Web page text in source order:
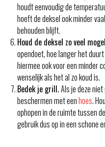
houdt eenvoudig de
hoeft de deksel ook minder
behouden blijft.
Houd de deksel zo veel
opendoet, hoe langer het
hiermee ook voor een minder
wenselijk als het al zo koud is.
Bedek je grill.Als je deze
beschermen met eenhoes.
ophopen in de ruimte tussen
gebruik dus op in een schone